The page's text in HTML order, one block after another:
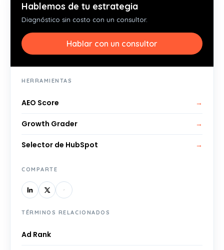
Hablemos de tu estrategia
Diagnóstico sin costo con un consultor.
Hablar con un consultor
HERRAMIENTAS
AEO Score →
Growth Grader →
Selector de HubSpot →
COMPARTE
TÉRMINOS RELACIONADOS
Ad Rank